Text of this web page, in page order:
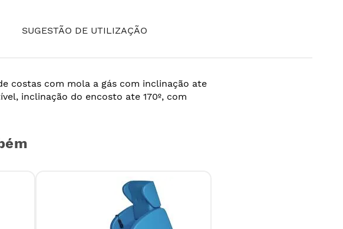
SUGESTÃO DE UTILIZAÇÃO
costas com mola a gás com inclinação ate
inclinação do encosto ate 170º, com